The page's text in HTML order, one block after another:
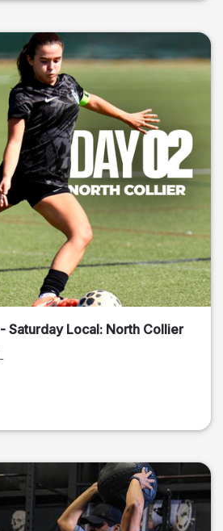
Saturday Local: North Collier